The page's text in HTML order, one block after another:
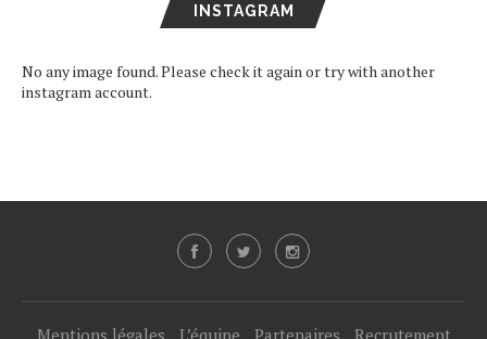
INSTAGRAM
No any image found. Please check it again or try with another
instagram account.
Mentions légales L’équipe Partenaires Recrutement